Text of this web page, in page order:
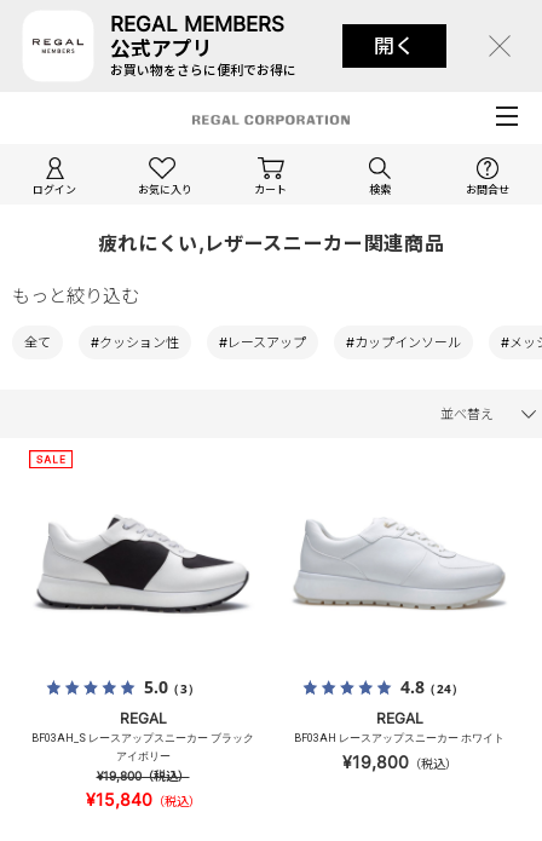
REGAL MEMBERS
公式アプリ
お買い物をさらに便利でお得に
開く
ログイン お気に入り カート 検索 お問合せ
疲れにくい,レザースニーカー関連商品
もっと絞り込む
全て #クッション性 #レースアップ #カップインソール #メッ
並べ替え
5.0（3）
REGAL
BF03AH_S レースアップスニーカー ブラック
アイボリー
¥19,800（税込）
¥15,840（税込）
4.8（24）
REGAL
BF03AH レースアップスニーカー ホワイト
¥19,800（税込）